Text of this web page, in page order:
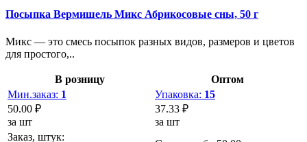
Посыпка Вермишель Микс Абрикосовые сны, 50 г
Микс — это смесь посыпок разных видов, размеров и цветов
для простого,..
В розницу
Оптом
Мин.заказ: 1
50.00 ₽
за шт
Упаковка: 15
37.33 ₽
за шт
Заказ, штук: